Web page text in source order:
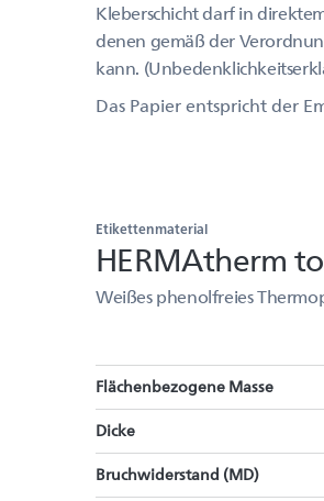
Kleberschicht darf in
denen gemäß der
kann.
Das Papier entspricht der
Etikettenmaterial
HERMAtherm
Weißes phenolfreies
Flächenbezogene Masse
Dicke
Bruchwiderstand (MD)